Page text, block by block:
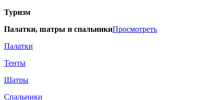
Туризм
Палатки, шатры и спальникиПросмотреть
Палатки
Тенты
Шатры
Спальники